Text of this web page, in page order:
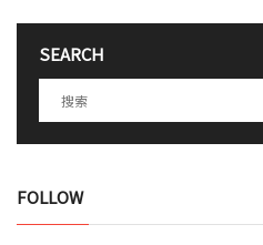
SEARCH
FOLLOW